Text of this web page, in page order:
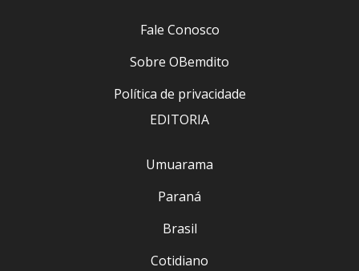
Fale Conosco
Sobre OBemdito
Política de privacidade
EDITORIA
Umuarama
Paraná
Brasil
Cotidiano